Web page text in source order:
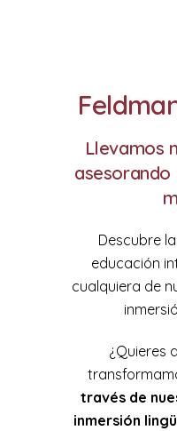
Llevamos
Descubre
educación
cualquiera de
¿Quieres
través de
inmersión